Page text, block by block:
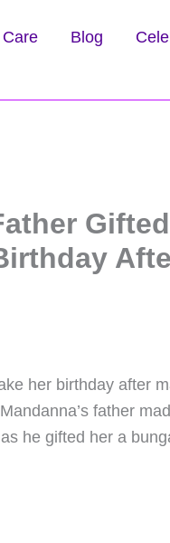
Blog
her birthday after
father
he gifted her a